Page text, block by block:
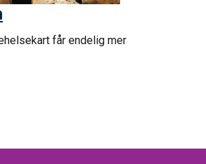
får endelig mer